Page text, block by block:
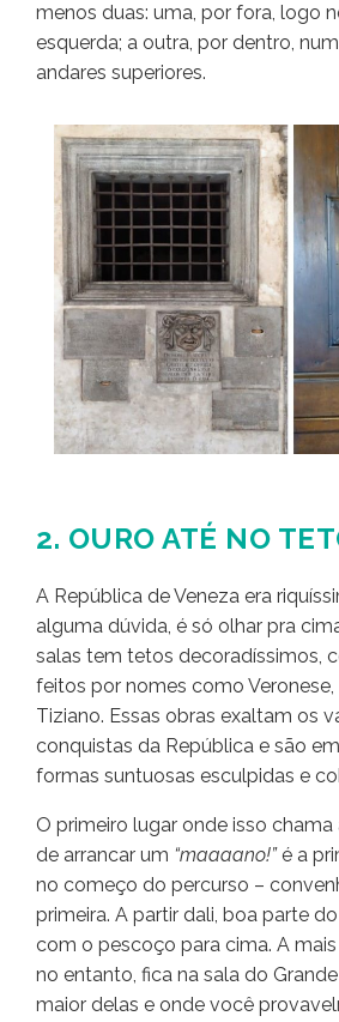
menos duas: uma, por fora, logo
esquerda; a outra, por dentro,
andares superiores.
2. OURO ATÉ NO
A República de Veneza era
alguma dúvida, é só olhar pra
salas tem tetos decoradíssimos,
feitos por nomes como
Tiziano. Essas obras exaltam os
conquistas da República e são
formas suntuosas esculpidas e
O primeiro lugar onde isso
de arrancar um “maaaano!”é a
no começo do percurso –
primeira. A partir dali, boa parte
com o pescoço para cima. A
no entanto, fica na sala do
maior delas e onde você